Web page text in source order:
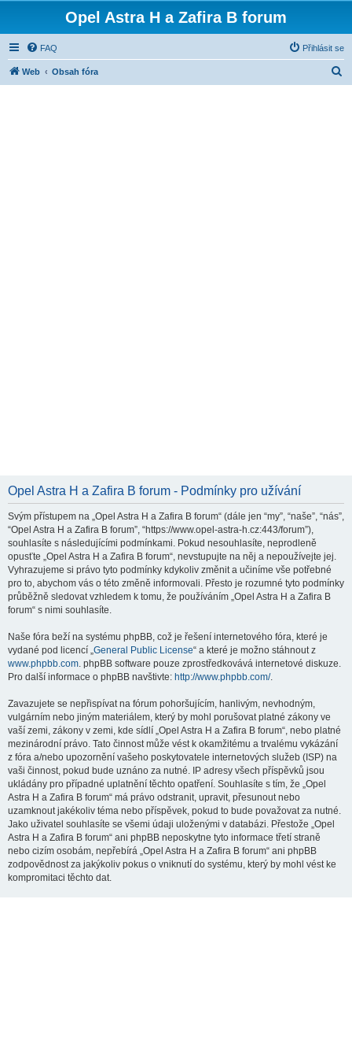
Opel Astra H a Zafira B forum
FAQ Přihlásit se
Web Obsah fóra
Opel Astra H a Zafira B forum - Podmínky pro užívání
Svým přístupem na „Opel Astra H a Zafira B forum“ (dále jen “my”, “naše”, “nás”,
“Opel Astra H a Zafira B forum”, “https://www.opel-astra-h.cz:443/forum”),
souhlasíte s následujícími podmínkami. Pokud nesouhlasíte, neprodleně
opusťte „Opel Astra H a Zafira B forum“, nevstupujte na něj a nepoužívejte jej.
Vyhrazujeme si právo tyto podmínky kdykoliv změnit a učiníme vše potřebné
pro to, abychom vás o této změně informovali. Přesto je rozumné tyto podmínky
průběžně sledovat vzhledem k tomu, že používáním „Opel Astra H a Zafira B
forum“ s nimi souhlasíte.
Naše fóra beží na systému phpBB, což je řešení internetového fóra, které je
vydané pod licencí „General Public License“ a které je možno stáhnout z
www.phpbb.com. phpBB software pouze zprostředkovává internetové diskuze.
Pro další informace o phpBB navštivte: http://www.phpbb.com/.
Zavazujete se nepřispívat na fórum pohoršujícím, hanlivým, nevhodným,
vulgárním nebo jiným materiálem, který by mohl porušovat platné zákony ve
vaší zemi, zákony v zemi, kde sídlí „Opel Astra H a Zafira B forum“, nebo platné
mezinárodní právo. Tato činnost může vést k okamžitému a trvalému vykázání
z fóra a/nebo upozornění vašeho poskytovatele internetových služeb (ISP) na
vaši činnost, pokud bude uznáno za nutné. IP adresy všech příspěvků jsou
ukládány pro případné uplatnění těchto opatření. Souhlasíte s tím, že „Opel
Astra H a Zafira B forum“ má právo odstranit, upravit, přesunout nebo
uzamknout jakékoliv téma nebo příspěvek, pokud to bude považovat za nutné.
Jako uživatel souhlasíte se všemi údaji uloženými v databázi. Přestože „Opel
Astra H a Zafira B forum“ ani phpBB neposkytne tyto informace třetí straně
nebo cizím osobám, nepřebírá „Opel Astra H a Zafira B forum“ ani phpBB
zodpovědnost za jakýkoliv pokus o vniknutí do systému, který by mohl vést ke
kompromitaci těchto dat.